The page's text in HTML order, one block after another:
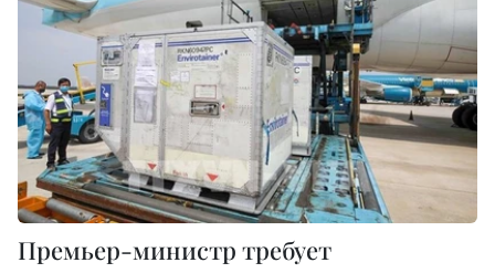
Премьер-министр требует